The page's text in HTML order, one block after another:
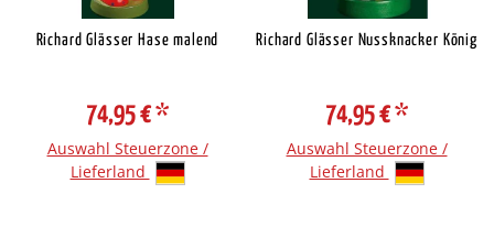
Richard Glässer Hase malend
74,95 €*
Auswahl Steuerzone /
Lieferland
Richard Glässer Nussknacker König
74,95 €*
Auswahl Steuerzone /
Lieferland